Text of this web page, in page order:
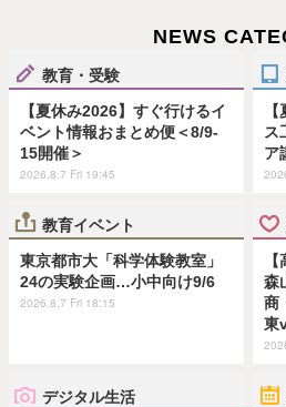
NEWS
教育・受験
【夏休み2026】すぐ行けるイ
ベント情報おまとめ便＜8/9-
15開催＞
2026.8.7 Fri 19:45
ス
ア
教育イベント
東京都市大「科学体験教室」
24の実験企画…小中向け9/6
2026.8.7 Fri 18:15
森
商
東
デジタル生活